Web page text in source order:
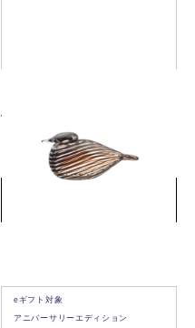
バード バイ トイッカ ヨタカ
￥66,000 (税込)
eギフト対象
アニバーサリーエディション